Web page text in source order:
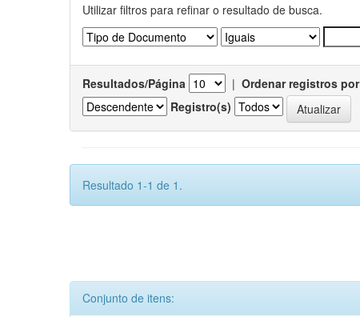
Utilizar filtros para refinar o resultado de busca.
Resultados/Página | Ordenar registros por
Registro(s)
Resultado 1-1 de 1.
Conjunto de itens: